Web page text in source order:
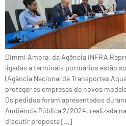
Dimmi Amora, da Agência iNFRA
ligadas a terminais portuários estão
(Agência Nacional de Transportes
proteger as empresas de novos
Os pedidos foram apresentados
Audiência Pública 2/2024, realizada
discutir proposta […]